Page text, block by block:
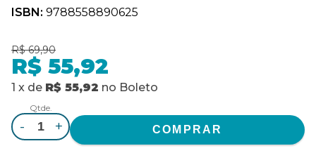
ISBN: 9788558890625
R$ 69,90
R$ 55,92
1 x de R$ 55,92 no Boleto
Qtde.
- +